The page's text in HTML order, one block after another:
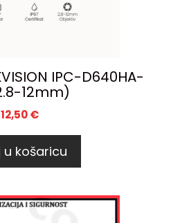
IPC-D640HA-
12mm)
€
u košaricu